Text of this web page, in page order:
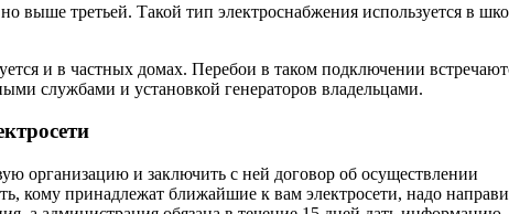
выше третьей. Такой тип электроснабжения используется в
и в частных домах. Перебои в таком подключении
службами и установкой генераторов владельцами.
организацию и заключить с ней договор об осуществлении
кому принадлежат ближайшие к вам электросети, надо